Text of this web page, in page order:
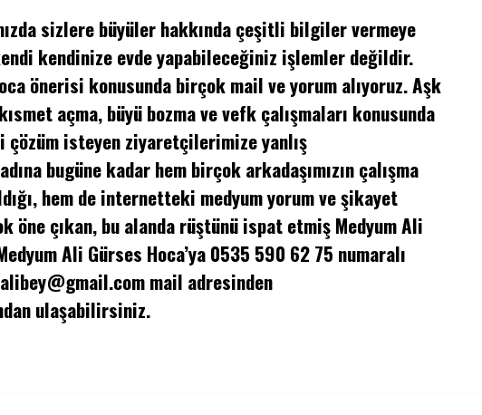
sizlere büyüler hakkında çeşitli bilgiler vermeye
kendinize evde yapabileceğiniz işlemler değildir.
önerisi konusunda birçok mail ve yorum alıyoruz. Aşk
açma, büyü bozma ve vefk çalışmaları konusunda
isteyen ziyaretçilerimize yanlış
bugüne kadar hem birçok arkadaşımızın çalışma
hem de internetteki medyum yorum ve şikayet
öne çıkan, bu alanda rüştünü ispat etmiş Medyum Ali
Ali Gürses Hoca’ya 0535 590 62 75 numaralı
mail adresinden
ulaşabilirsiniz.